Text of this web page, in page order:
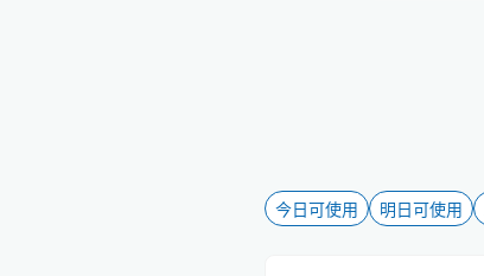
今日可使用 明日可使用